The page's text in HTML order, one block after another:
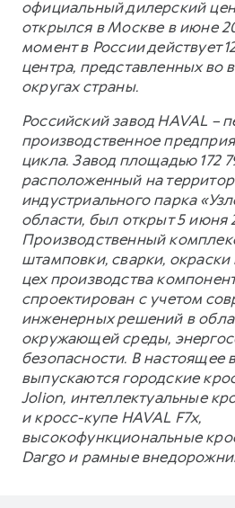
официальный дилерский
открылся в Москве в июне
момент в России действует
центра, представленных во
округах страны.
Российский завод HAVAL –
производственное
цикла. Завод площадью 172
расположенный на
индустриального парка
области, был открыт 5 июня
Производственный
штамповки, сварки, окраски
цех производства
спроектирован с учетом
инженерных решений в
окружающей среды,
безопасности. В настоящее
выпускаются городские
Jolion, интеллектуальные
и кросс-купе HAVAL F7x,
высокофункциональные
Dargo и рамные